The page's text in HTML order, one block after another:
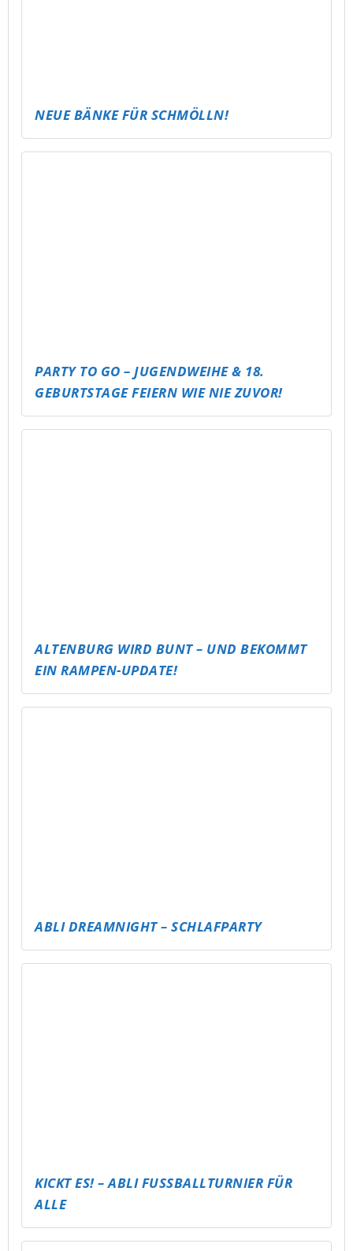
NEUE BÄNKE FÜR SCHMÖLLN!
PARTY TO GO – JUGENDWEIHE & 18.
GEBURTSTAGE FEIERN WIE NIE ZUVOR!
ALTENBURG WIRD BUNT – UND BEKOMMT
EIN RAMPEN-UPDATE!
ABLI DREAMNIGHT – SCHLAFPARTY
KICKT ES! – ABLI FUSSBALLTURNIER FÜR A
LLE